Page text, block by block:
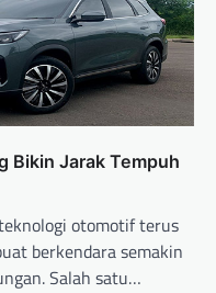
Bikin Jarak Tempuh
otomotif terus
berkendara semakin
Salah satu…